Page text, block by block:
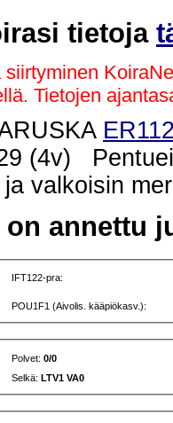
tietoja
Tietojen
29 (4v)
valkoisin
annettu
IFT122-pra:
POU1F1 (Aivolis. kääpiökasv.):
Polvet:0/0
Selkä:LTV1 VA0